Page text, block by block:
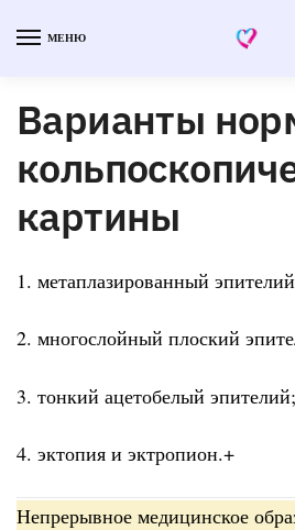
МЕНЮ
Варианты
картины
1. метаплазированный
2. многослойный плоский
3. тонкий ацетобелый эпителий;
4. эктопия и эктропион.+
Непрерывное медицинское